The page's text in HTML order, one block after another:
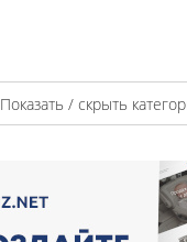
Показать / скрыть